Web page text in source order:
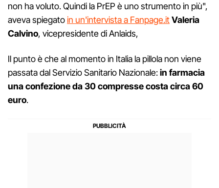
non ha voluto. Quindi la PrEP è uno strumento in più",
aveva spiegatoin un'intervista a Fanpage.itValeria
Calvino, vicepresidente di Anlaids,
Il punto è che al momento in Italia la pillola non viene
passata dal Servizio Sanitario Nazionale:in farmacia
una confezione da 30 compresse costa circa 60
euro.